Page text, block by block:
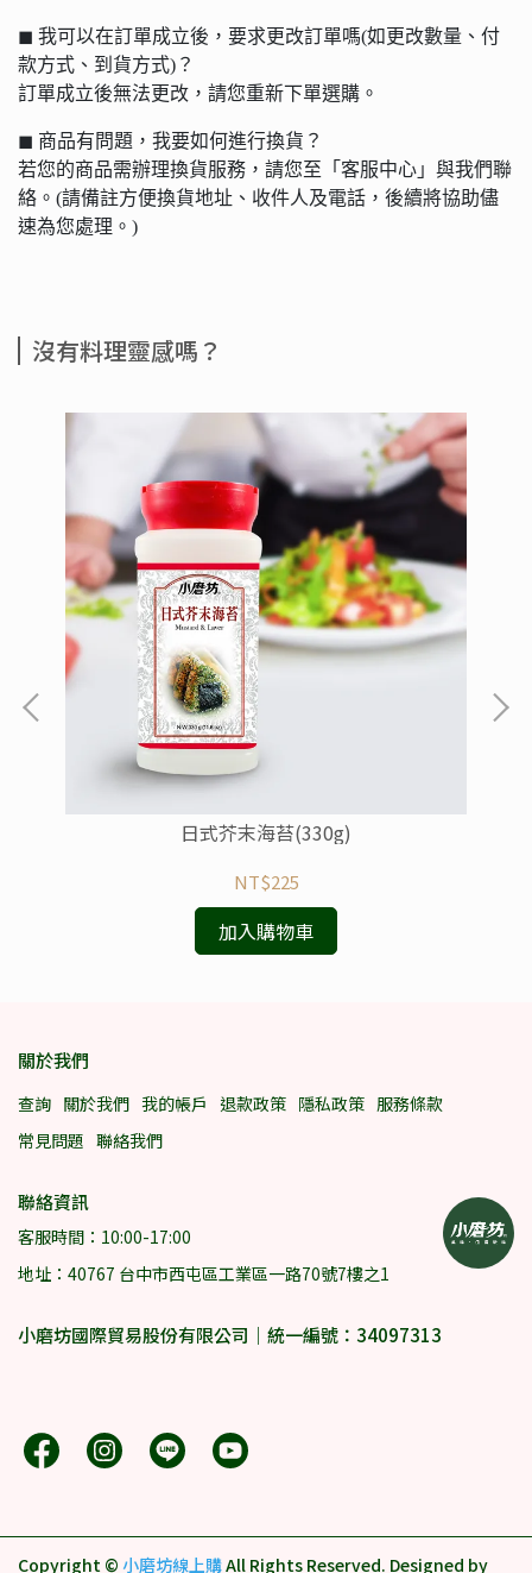
◼︎ 我可以在訂單成立後，要求更改訂單嗎(如更改數量、付
款方式、到貨方式)？
訂單成立後無法更改，請您重新下單選購。
◼︎ 商品有問題，我要如何進行換貨？
若您的商品需辦理換貨服務，請您至「客服中心」與我們聯
絡。(請備註方便換貨地址、收件人及電話，後續將協助儘
速為您處理。)
沒有料理靈感嗎？
日式芥末海苔(330g)
NT$225
加入購物車
關於我們
查詢 關於我們 我的帳戶 退款政策 隱私政策 服務條款
常見問題 聯絡我們
聯絡資訊
客服時間：10:00-17:00
地址：40767 台中市西屯區工業區一路70號7樓之1
小磨坊國際貿易股份有限公司｜統一編號：34097313
Copyright © 小磨坊線上購All Rights Reserved. Designed by